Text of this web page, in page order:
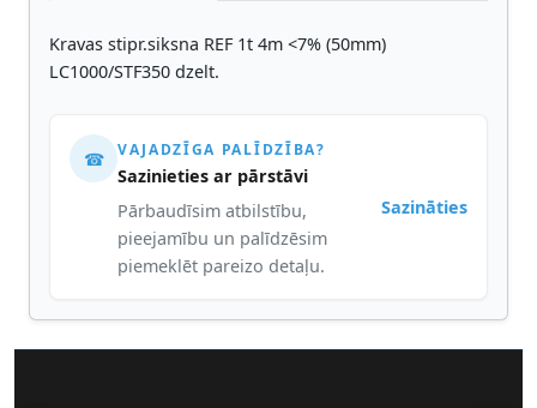
Kravas stipr.siksna REF 1t 4m <7% (50mm)
LC1000/STF350 dzelt.
☎ VAJADZĪGA PALĪDZĪBA?
Sazinieties ar pārstāvi
Pārbaudīsim atbilstību,
pieejamību un palīdzēsim
piemeklēt pareizo detaļu.
Sazināties